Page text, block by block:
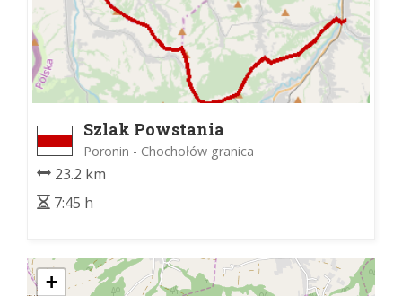
Szlak Powstania
Chochołowskiego
Poronin - Chochołów granica
23.2 km
7:45 h
+